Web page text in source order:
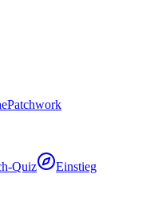
Patchwork
Quiz
Einstieg